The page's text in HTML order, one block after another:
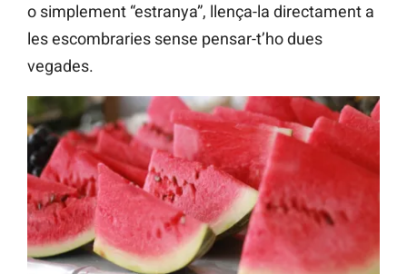
o simplement “estranya”, llença-la directament a
les escombraries sense pensar-t’ho dues
vegades.